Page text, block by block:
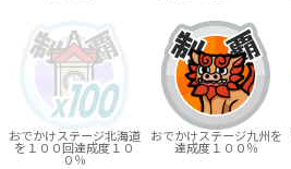
おでかけステージ北海道
を１００回達成度１０
０％
おでかけステージ九州を
達成度１００％